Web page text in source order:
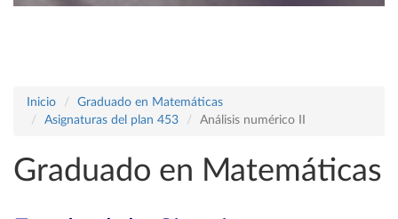
Inicio
Graduado en Matemáticas
Asignaturas del plan 453
Análisis numérico II
Graduado en Matemáticas